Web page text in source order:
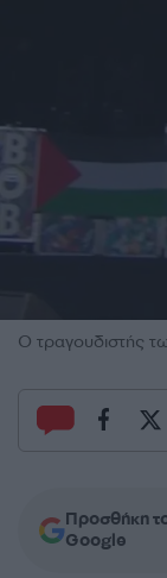
Ο τραγουδιστής
Προσθήκη
Google